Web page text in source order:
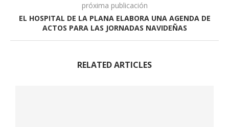
próxima publicación
EL HOSPITAL DE LA PLANA ELABORA UNA AGENDA DE
ACTOS PARA LAS JORNADAS NAVIDEÑAS
RELATED ARTICLES